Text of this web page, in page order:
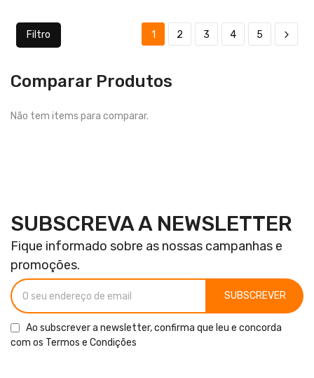
Filtro 1 2 3 4 5
Comparar Produtos
Não tem items para comparar.
SUBSCREVA A NEWSLETTER
Fique informado sobre as nossas campanhas e
promoções.
SUBSCREVER
Ao subscrever a newsletter, confirma que leu e concorda
com os Termos e Condições